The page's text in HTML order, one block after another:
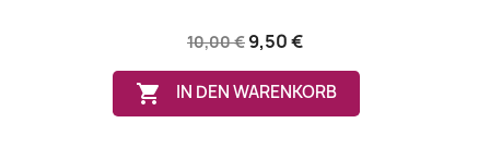
10,00 € 9,50 €
 IN DEN WARENKORB